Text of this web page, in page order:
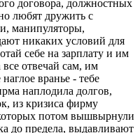
договора, должностных
любят дружить с
манипуляторы,
никаких условий для
себе на зарплату и им
отвечай сам, им
вранье - тебе
наплодила долгов,
из кризиса фирму
потом вышвырнули
до предела, выдавливают